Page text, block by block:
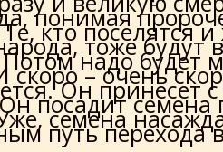
понимая
кто поселятся
тоже будут в
Потом надо будет
скоро – очень
Он принесет
посадит семена
семена
путь